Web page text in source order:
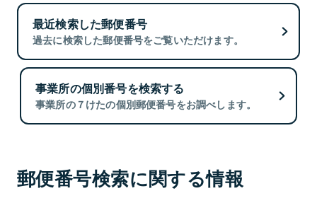
最近検索した郵便番号
過去に検索した郵便番号をご覧いただけます。
事業所の個別番号を検索する
事業所の７けたの個別郵便番号をお調べします。
郵便番号検索に関する情報